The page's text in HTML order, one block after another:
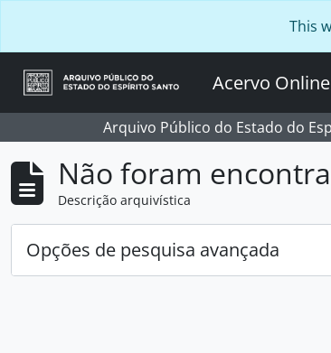
This
Acervo Online
Arquivo Público do Estado do
Não foram
Descrição arquivística
Opções de pesquisa avançada